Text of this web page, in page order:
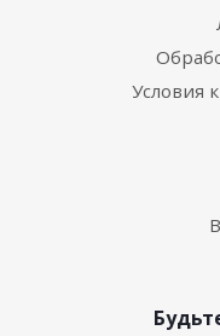
Условия